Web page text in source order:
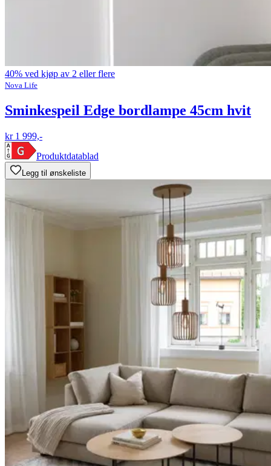
40% ved kjøp av 2 eller flere
Nova Life
Sminkespeil Edge bordlampe 45cm hvit
kr 1 999,-
Produktdatablad
Legg til ønskeliste